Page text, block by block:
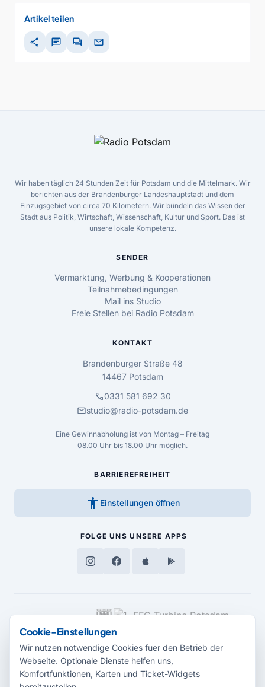
Artikel teilen
share chat forum mail
Wir haben täglich 24 Stunden Zeit für Potsdam und die Mittelmark. Wir
berichten aus der Brandenburger Landeshauptstadt und dem
Einzugsgebiet von circa 70 Kilometern. Wir bündeln das Wissen der
Stadt aus Politik, Wirtschaft, Wissenschaft, Kultur und Sport. Das ist
unsere lokale Kompetenz.
SENDER
Vermarktung, Werbung & Kooperationen
Teilnahmebedingungen
Mail ins Studio
Freie Stellen bei Radio Potsdam
KONTAKT
Brandenburger Straße 48
14467 Potsdam
call0331 581 692 30
mailstudio@radio-potsdam.de
Eine Gewinnabholung ist von Montag – Freitag
08.00 Uhr bis 18.00 Uhr möglich.
BARRIEREFREIHEIT
accessibility_new Einstellungen öffnen
FOLGE UNS UNSERE APPS
MEDIENPARTNER
Cookie-Einstellungen
Wir nutzen notwendige Cookies fuer den Betrieb der
Webseite. Optionale Dienste helfen uns,
Komfortfunktionen, Karten und Ticket-Widgets